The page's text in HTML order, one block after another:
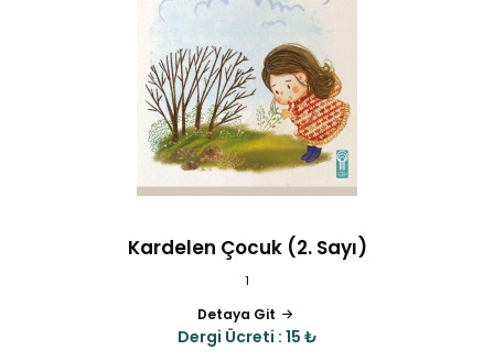
Kardelen Çocuk (2. Sayı)
1
Detaya Git
Dergi Ücreti : 15 ₺